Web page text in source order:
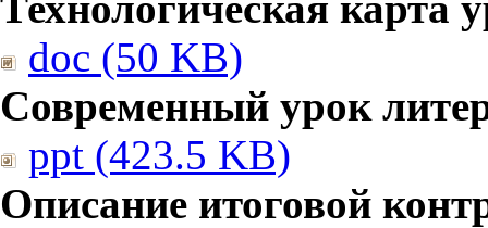
doc (50 KB)
Современный урок
ppt (423.5 KB)
Описание итоговой